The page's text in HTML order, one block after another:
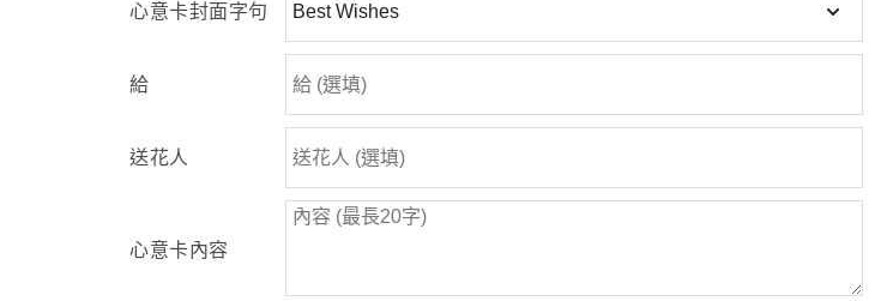
心意卡封面字句
給
送花人
心意卡內容